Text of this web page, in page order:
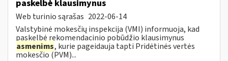
paskelbė klausimynus
Web turinio sąrašas 2022-06-14
Valstybinė mokesčių inspekcija (VMI) informuoja, kad
paskelbė rekomendacinio pobūdžio klausimynus
asmenims, kurie pageidauja tapti Pridėtinės vertės
mokesčio (PVM)...